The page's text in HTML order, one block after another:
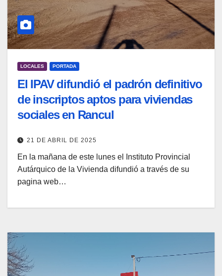
LOCALES PORTADA
El IPAV difundió el padrón definitivo
de inscriptos aptos para viviendas
sociales en Rancul
21 DE ABRIL DE 2025
En la mañana de este lunes el Instituto Provincial
Autárquico de la Vivienda difundió a través de su
pagina web…